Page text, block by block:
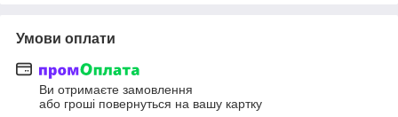
Умови оплати
Ви отримаєте замовлення
або гроші повернуться на вашу картку